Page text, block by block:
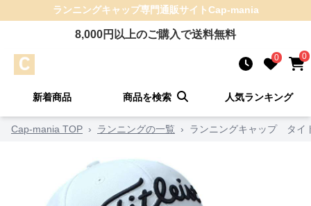
ランニングキャップ専門通販サイトCap-mania
8,000円以上のご購入で送料無料
0 0
新着商品 商品を検索 人気ランキング
Cap-mania TOP › ランニングの一覧 › ランニングキャップ タイ